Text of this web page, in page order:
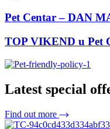
Pet Centar – DAN
TOP VIKEND u Pet
Latest special
Find out more